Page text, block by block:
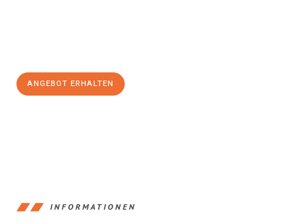
ANGEBOT ERHALTEN
INFORMATIONEN